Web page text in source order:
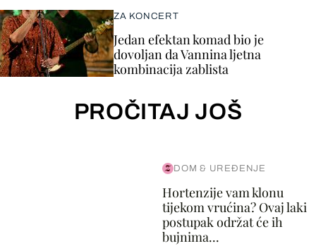
ZA KONCERT
Jedan efektan komad bio je
dovoljan da Vannina ljetna
kombinacija zablista
PROČITAJ JOŠ
DOM & UREĐENJE
Hortenzije vam klonu
tijekom vrućina? Ovaj laki
postupak održat će ih
bujnima...